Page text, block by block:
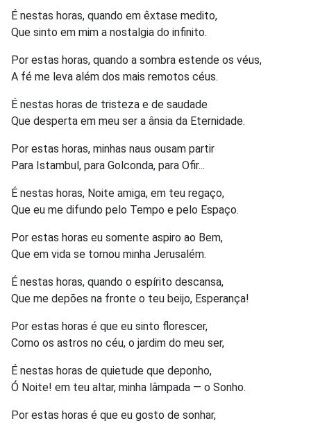
É nestas horas, quando em êxtase medito,
Que sinto em mim a nostalgia do infinito.
Por estas horas, quando a sombra estende os véus,
A fé me leva além dos mais remotos céus.
É nestas horas de tristeza e de saudade
Que desperta em meu ser a ânsia da Eternidade.
Por estas horas, minhas naus ousam partir
Para Istambul, para Golconda, para Ofir...
É nestas horas, Noite amiga, em teu regaço,
Que eu me difundo pelo Tempo e pelo Espaço.
Por estas horas eu somente aspiro ao Bem,
Que em vida se tornou minha Jerusalém.
É nestas horas, quando o espírito descansa,
Que me depões na fronte o teu beijo, Esperança!
Por estas horas é que eu sinto florescer,
Como os astros no céu, o jardim do meu ser,
É nestas horas de quietude que deponho,
Ó Noite! em teu altar, minha lâmpada — o Sonho.
Por estas horas é que eu gosto de sonhar,